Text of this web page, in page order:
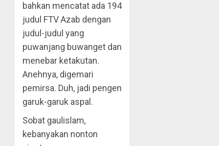
bahkan mencatat ada 194
judul FTV Azab dengan
judul-judul yang
puwanjang buwanget dan
menebar ketakutan.
Anehnya, digemari
pemirsa. Duh, jadi pengen
garuk-garuk aspal.
Sobat gaulislam,
kebanyakan nonton